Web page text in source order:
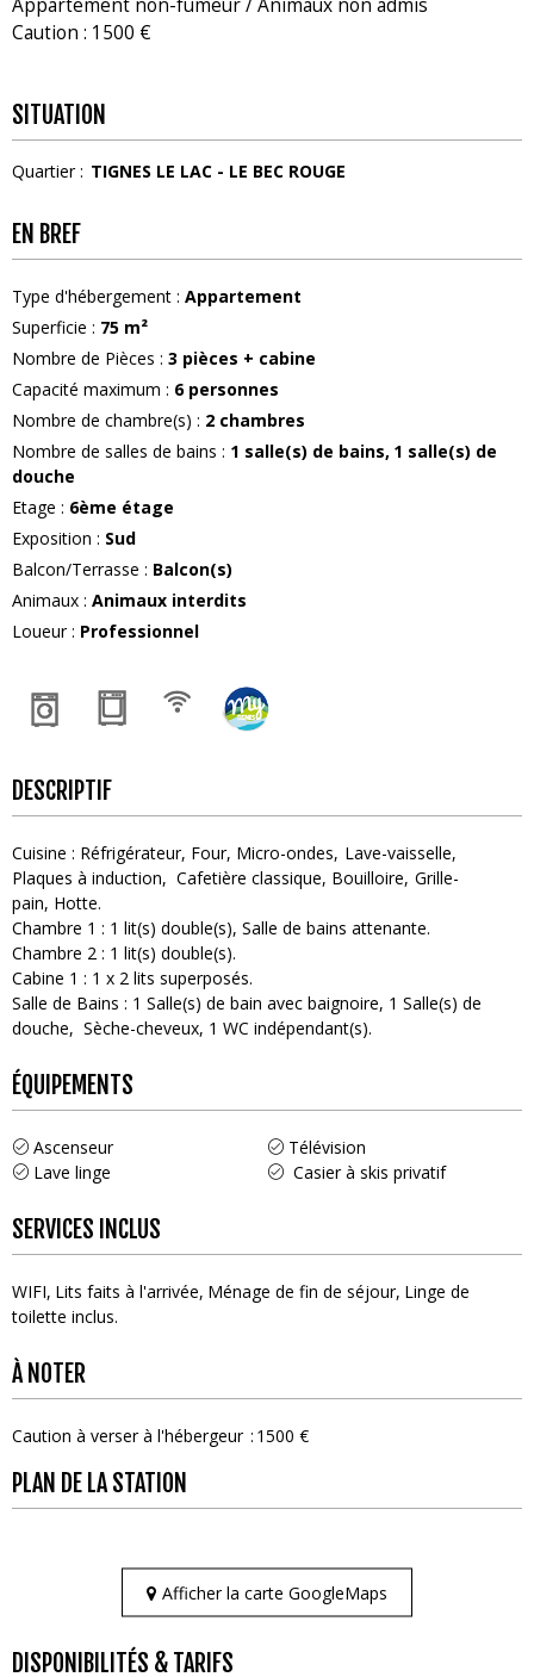
Caution : 1500 €
SITUATION
Quartier : TIGNES LE LAC - LE BEC ROUGE
EN BREF
Type d'hébergement : Appartement
Superficie : 75 m²
Nombre de Pièces : 3 pièces + cabine
Capacité maximum : 6 personnes
Nombre de chambre(s) : 2 chambres
Nombre de salles de bains : 1 salle(s) de bains 1 salle(s) de
douche
Etage : 6ème étage
Exposition : Sud
Balcon/Terrasse : Balcon(s)
Animaux : Animaux interdits
Loueur: Professionnel
DESCRIPTIF
Cuisine : Réfrigérateur Four Micro-ondes Lave-vaisselle
Plaques à induction
Cafetière classique Bouilloire Grille-
pain Hotte
Chambre 1 : 1 lit(s) double(s) Salle de bains attenante
Chambre 2 : 1 lit(s) double(s)
Cabine 1 : 1 x 2 lits superposés
Salle de Bains : 1 Salle(s) de bain avec baignoire 1 Salle(s) de
douche
Sèche-cheveux 1 WC indépendant(s)
ÉQUIPEMENTS
Ascenseur
Télévision
Lave linge
Casier à skis privatif
SERVICES INCLUS
WIFI Lits faits à l'arrivée Ménage de fin de séjour Linge de
toilette inclus
À NOTER
Caution à verser à l'hébergeur 1500 €
PLAN DE LA STATION
Afficher la carte GoogleMaps
DISPONIBILITÉS & TARIFS